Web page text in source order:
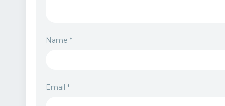
Name *
Email *